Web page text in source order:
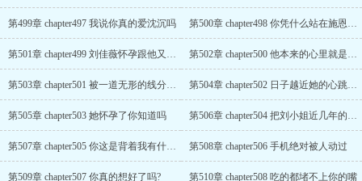
第499章 chapter497 我说你真的爱沈沉吗 第500章 chapter498 你凭什么站在施恩者的角度怜悯我
第501章 chapter499 刘佳薇怀孕跟他又有什么关系 第502章 chapter500 他本来的心里就是苦的
第503章 chapter501 被一道无形的线分在了两端 第504章 chapter502 日子越近她的心跳的越厉害
第505章 chapter503 她怀孕了你知道吗 第506章 chapter504 把刘小姐近几年的演艺合同交给宋氏
第507章 chapter505 你这是背着我有什么秘密吗 第508章 chapter506 手机绝对被人动过
第509章 chapter507 你真的想好了吗? 第510章 chapter508 吃的都堵不上你的嘴